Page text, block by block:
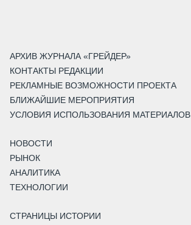
АРХИВ ЖУРНАЛА «ГРЕЙДЕР»
КОНТАКТЫ РЕДАКЦИИ
РЕКЛАМНЫЕ ВОЗМОЖНОСТИ ПРОЕКТА
БЛИЖАЙШИЕ МЕРОПРИЯТИЯ
УСЛОВИЯ ИСПОЛЬЗОВАНИЯ МАТЕРИАЛОВ
НОВОСТИ
РЫНОК
АНАЛИТИКА
ТЕХНОЛОГИИ
СТРАНИЦЫ ИСТОРИИ